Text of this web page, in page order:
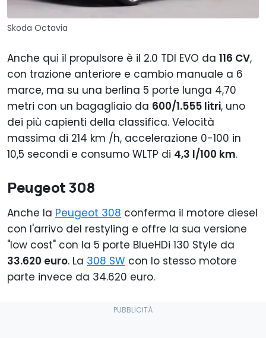
Skoda Octavia
Anche qui il propulsore è il 2.0 TDI EVO da 116 CV,
con trazione anteriore e cambio manuale a 6
marce, ma su una berlina 5 porte lunga 4,70
metri con un bagagliaio da 600/1.555 litri, uno
dei più capienti della classifica. Velocità
massima di 214 km /h, accelerazione 0-100 in
10,5 secondi e consumo WLTP di 4,3 l/100 km.
Peugeot 308
Anche la Peugeot 308 conferma il motore diesel
con l'arrivo del restyling e offre la sua versione
"low cost" con la 5 porte BlueHDi 130 Style da
33.620 euro. La 308 SW con lo stesso motore
parte invece da 34.620 euro.